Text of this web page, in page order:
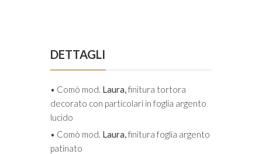
DETTAGLI
• Comò mod. Laura, finitura tortora
decorato con particolari in foglia argento
lucido
• Comò mod. Laura, finitura foglia argento
patinato